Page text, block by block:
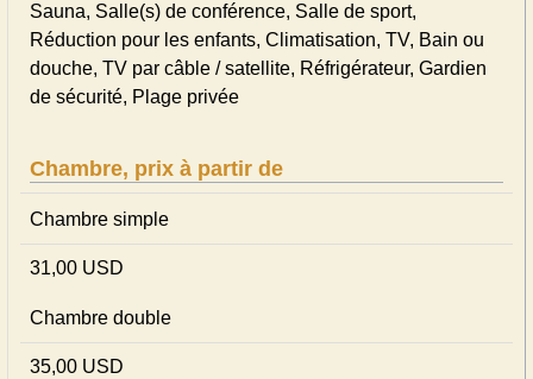
Sauna, Salle(s) de conférence, Salle de sport,
Réduction pour les enfants, Climatisation, TV, Bain ou
douche, TV par câble / satellite, Réfrigérateur, Gardien
de sécurité, Plage privée
Chambre, prix à partir de
Chambre simple
31,00 USD
Chambre double
35,00 USD